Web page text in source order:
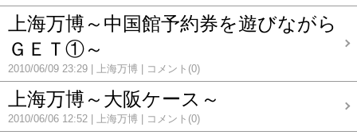
上海万博～中国館予約券を遊びながら
ＧＥＴ①～
2010/06/09 23:29 上海万博 コメント(0)
上海万博～大阪ケース～
2010/06/06 12:52 上海万博 コメント(0)